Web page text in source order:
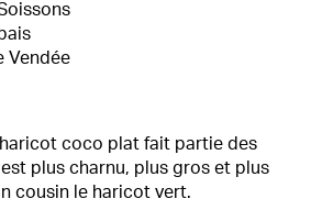
Vendée
haricot coco plat fait partie des
plus charnu, plus gros et plus
cousin le haricot vert.